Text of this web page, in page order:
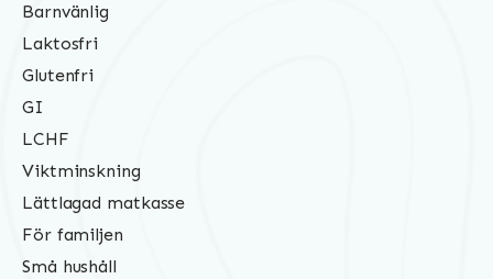
Barnvänlig
Laktosfri
Glutenfri
GI
LCHF
Viktminskning
Lättlagad matkasse
För familjen
Små hushåll